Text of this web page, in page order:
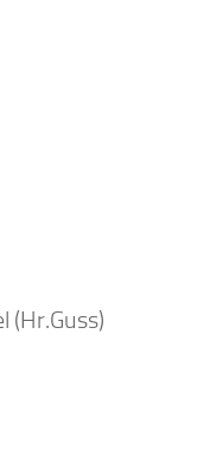
(Hr.Guss)